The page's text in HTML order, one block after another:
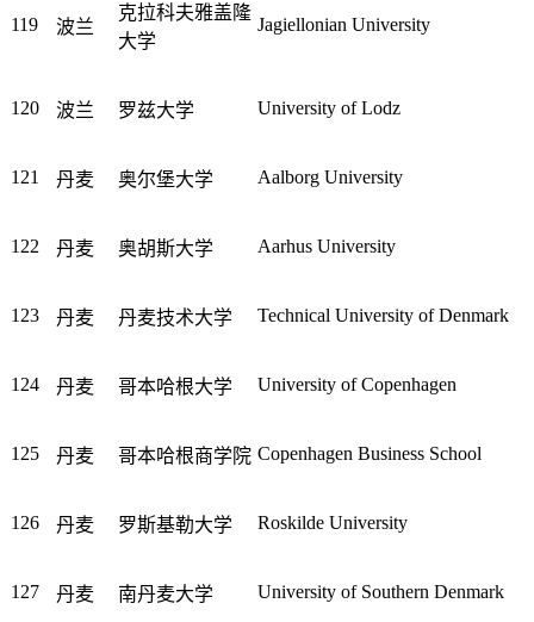
119 波兰
克拉科夫雅盖隆
大学
Jagiellonian University
120 波兰 罗兹大学 University of Lodz
121 丹麦 奥尔堡大学 Aalborg University
122 丹麦 奥胡斯大学 Aarhus University
123 丹麦 丹麦技术大学 Technical University of Denmark
124 丹麦 哥本哈根大学 University of Copenhagen
125 丹麦 哥本哈根商学院 Copenhagen Business School
126 丹麦 罗斯基勒大学 Roskilde University
127 丹麦 南丹麦大学 University of Southern Denmark